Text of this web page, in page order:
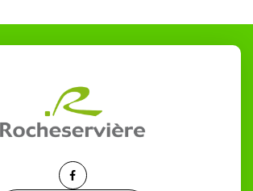
Lien